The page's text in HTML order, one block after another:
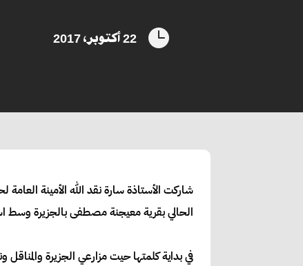
 22 أكتوبر، 2017
الحالي بقرية معيجنة مصطفى بالجزيرة وسط استقبال وحفاوة كبيرة، والذي
في بداية كلمتها حيت مزارعي الجزيرة